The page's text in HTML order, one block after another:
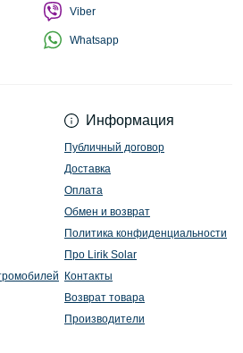
Информация
Публичный договор
Доставка
Оплата
Обмен и возврат
Политика конфиденциальности
Про Lirik Solar
Контакты
Возврат товара
Производители
Viber
Whatsapp